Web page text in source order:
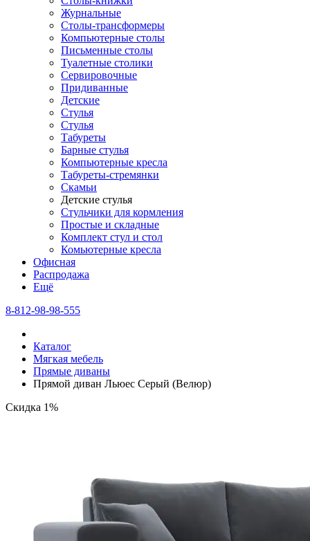
Журнальные
Столы-трансформеры
Компьютерные столы
Письменные столы
Туалетные столики
Сервировочные
Придиванные
Детские
Стулья
Стулья
Табуреты
Барные стулья
Компьютерные кресла
Табуреты-стремянки
Скамьи
Детские стулья
Стульчики для кормления
Простые и складные
Комплект стул и стол
Комьютерные кресла
Офисная
Распродажа
Eщё
8-812-98-98-555
Каталог
Мягкая мебель
Прямые диваны
Прямой диван Льюес Серый (Велюр)
Скидка 1%